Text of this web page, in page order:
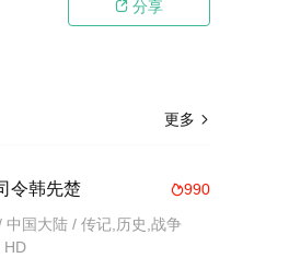
 分享
更多 
990
令韩先楚
中国大陆 / 传记,历史,战争
HD